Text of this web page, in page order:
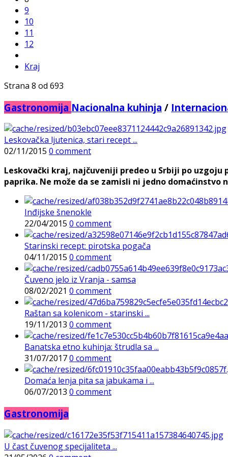
9
10
11
12
Kraj
Strana 8 od 693
Gastronomija Nacionalna kuhinja /
Leskovačka ljutenica, stari recept ...
02/11/2015 0 comment
Leskovački kraj, najčuveniji predeo u Srbiji po
paprika. Ne može da se zamisli ni jedno
Inđijske šnenokle
22/04/2015 0 comment
Starinski recept: pirotska pogača
04/11/2015 0 comment
Čuveno jelo iz Vranja - samsa
08/02/2021 0 comment
Raštan sa kolenicom - starinski ...
19/11/2013 0 comment
Banatska etno kuhinja: štrudla sa ...
31/07/20170 comment
Domaća lenja pita sa jabukama i ...
06/07/2013 0 comment
Gastronomija
U čast čuvenog specijaliteta ...